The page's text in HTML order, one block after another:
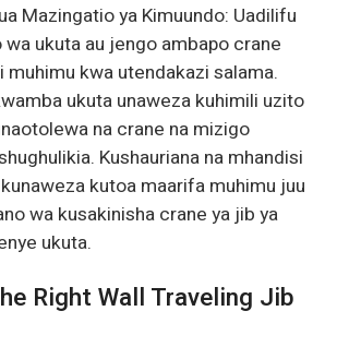
Mazingatio ya Kimuundo: Uadilifu
wa ukuta au jengo ambapo crane
muhimu kwa utendakazi salama.
ukuta unaweza kuhimili uzito
na crane na mizigo
Kushauriana na mhandisi
kutoa maarifa muhimu juu
wa kusakinisha crane ya jib ya
ukuta.
Right Wall Traveling Jib